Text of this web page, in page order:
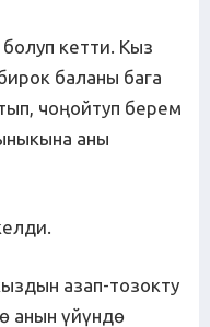
кетти. Кыз
баланы бага
чоңойтуп берем
аны
азап-тозокту
анын үйүндө